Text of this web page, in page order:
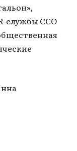
службы ССО